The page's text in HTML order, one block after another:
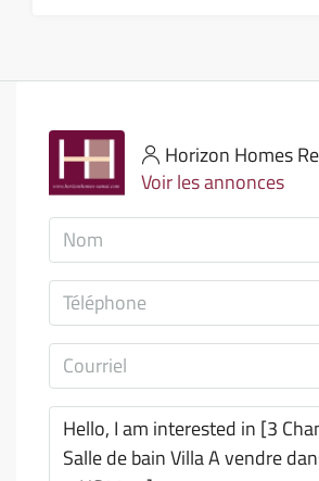
Horizon Homes
Voir les annonces